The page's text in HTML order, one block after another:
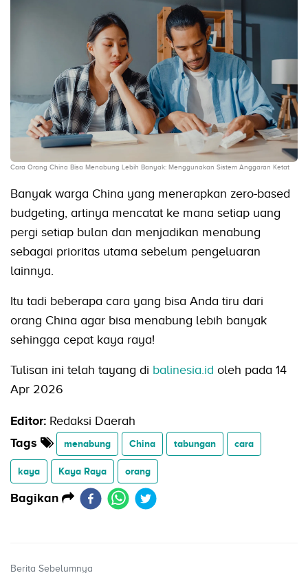
Cara Orang China Bisa Menabung Lebih Banyak: Menggunakan Sistem Anggaran Ketat
Banyak warga China yang menerapkan zero-based
budgeting, artinya mencatat ke mana setiap uang
pergi setiap bulan dan menjadikan menabung
sebagai prioritas utama sebelum pengeluaran
lainnya.
Itu tadi beberapa cara yang bisa Anda tiru dari
orang China agar bisa menabung lebih banyak
sehingga cepat kaya raya!
Tulisan ini telah tayang di balinesia.id oleh pada 14
Apr 2026
Editor: Redaksi Daerah
Tags
menabung China tabungan cara
kaya Kaya Raya orang
Bagikan
Berita Sebelumnya